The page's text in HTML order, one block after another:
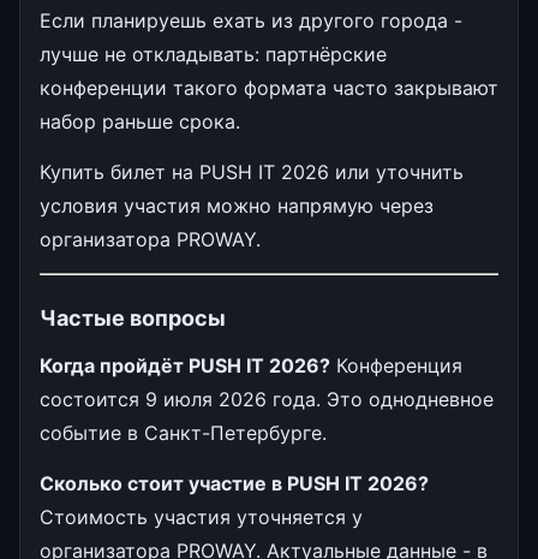
Если планируешь ехать из другого города -
лучше не откладывать: партнёрские
конференции такого формата часто закрывают
набор раньше срока.
Купить билет на PUSH IT 2026 или уточнить
условия участия можно напрямую через
организатора PROWAY.
Частые вопросы
Когда пройдёт PUSH IT 2026? Конференция
состоится 9 июля 2026 года. Это однодневное
событие в Санкт-Петербурге.
Сколько стоит участие в PUSH IT 2026?
Стоимость участия уточняется у
организатора PROWAY. Актуальные данные - в